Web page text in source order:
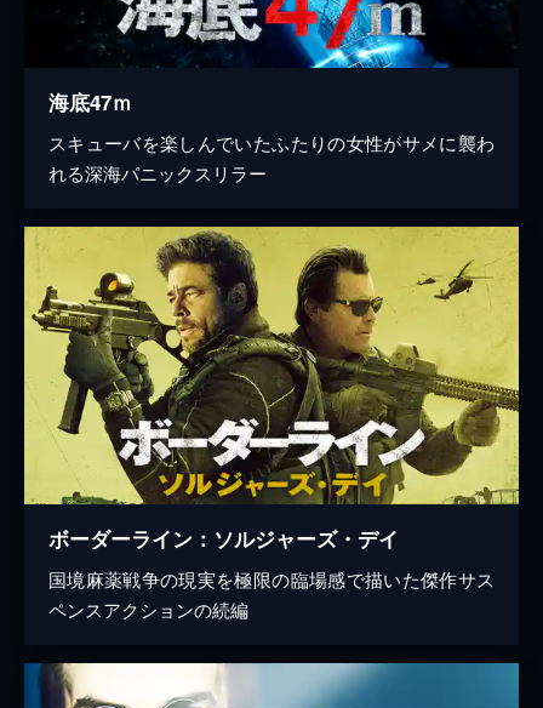
海底47ｍ
スキューバを楽しんでいたふたりの女性がサメに襲わ
れる深海パニックスリラー
ボーダーライン：ソルジャーズ・デイ
国境麻薬戦争の現実を極限の臨場感で描いた傑作サス
ペンスアクションの続編